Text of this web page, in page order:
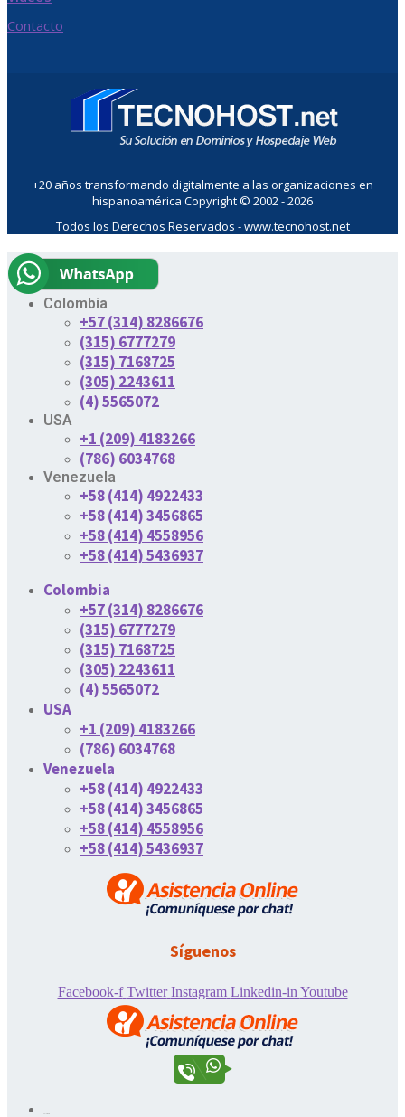
Contacto
+20 años transformando digitalmente a las organizaciones en
hispanoamérica Copyright © 2002 - 2026
Todos los Derechos Reservados - www.tecnohost.net
Colombia
+57 (314) 8286676
(315) 6777279
(315) 7168725
(305) 2243611
(4) 5565072
USA
+1 (209) 4183266
(786) 6034768
Venezuela
+58 (414) 4922433
+58 (414) 3456865
+58 (414) 4558956
+58 (414) 5436937
Colombia
+57 (314) 8286676
(315) 6777279
(315) 7168725
(305) 2243611
(4) 5565072
USA
+1 (209) 4183266
(786) 6034768
Venezuela
+58 (414) 4922433
+58 (414) 3456865
+58 (414) 4558956
+58 (414) 5436937
Síguenos
Facebook-f Twitter Instagram Linkedin-in Youtube